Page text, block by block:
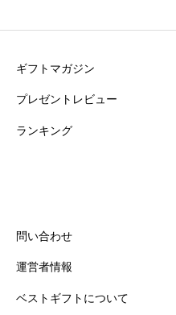
知名度
ギフトマガジン
プレゼントレビュー
ランキング
問い合わせ
運営者情報
ベストギフトについて